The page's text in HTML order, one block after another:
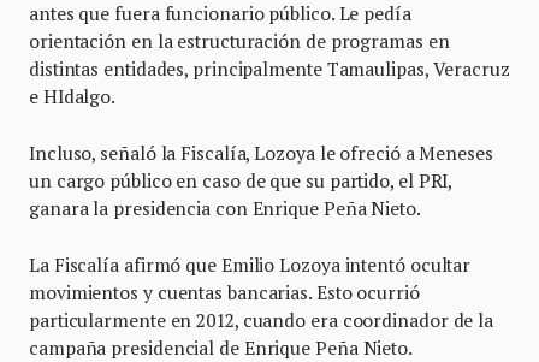
antes que fuera funcionario público. Le pedía
orientación en la estructuración de programas en
distintas entidades, principalmente Tamaulipas, Veracruz
e HIdalgo.
Incluso, señaló la Fiscalía, Lozoya le ofreció a Meneses
un cargo público en caso de que su partido, el PRI,
ganara la presidencia con Enrique Peña Nieto.
La Fiscalía afirmó que Emilio Lozoya intentó ocultar
movimientos y cuentas bancarias. Esto ocurrió
particularmente en 2012, cuando era coordinador de la
campaña presidencial de Enrique Peña Nieto.